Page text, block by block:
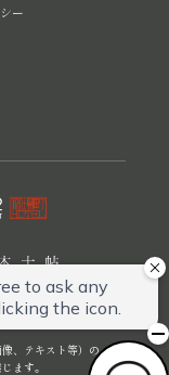
ー
、テキスト等）の
ます。